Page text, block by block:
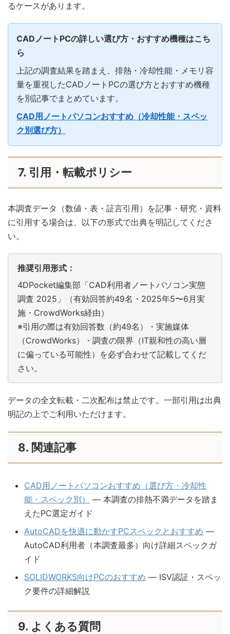
るケースがあります。
CADノートPCの詳しい選び方・おすすめ機種はこち
ら
上記の調査結果を踏まえ、排熱・冷却性能・メモリ容
量を重視したCADノートPCの選び方とおすすめ機種
を別記事でまとめています。
CAD用ノートパソコンおすすめ（冷却性能・スペッ
ク別選び方）
7. 引用・転載ポリシー
本調査データ（数値・表・証言引用）を記事・研究・資料
に引用する場合は、以下の形式で出典を明記してくださ
い。
推奨引用形式：
4DPocket編集部「CAD利用者ノートパソコン実態
調査 2025」（有効回答約49名・2025年5〜6月実
施・CrowdWorks経由）
※引用の際は有効回答数（約49名）・実施媒体
（CrowdWorks）・調査の限界（IT親和性の高い層
に偏っている可能性）を必ず合わせて記載してくだ
さい。
データの全文転載・二次配布は禁止です。一部引用は出典
明記の上でご利用いただけます。
8. 関連記事
CAD用ノートパソコンおすすめ（選び方・冷却性
能・スペック別）
— 本調査の排熱不満データを踏ま
えたPC選定ガイド
AutoCADを快適に動かすPCスペックとおすすめ —
AutoCAD利用者（本調査最多）向け詳細スペックガ
イド
SOLIDWORKS向けPCのおすすめ — ISV認証・スペッ
ク要件の詳細解説
9. よくある質問